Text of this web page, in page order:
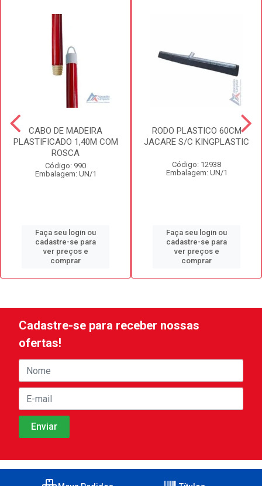
CABO DE MADEIRA
PLASTIFICADO 1,40M COM
ROSCA
Código: 990
Embalagem: UN/1
Faça seu login ou
cadastre-se para
ver preços e
comprar
RODO PLASTICO 60CM
JACARE S/C KINGPLASTIC
Código: 12938
Embalagem: UN/1
Faça seu login ou
cadastre-se para
ver preços e
comprar
Cadastre-se para receber nossas
ofertas!